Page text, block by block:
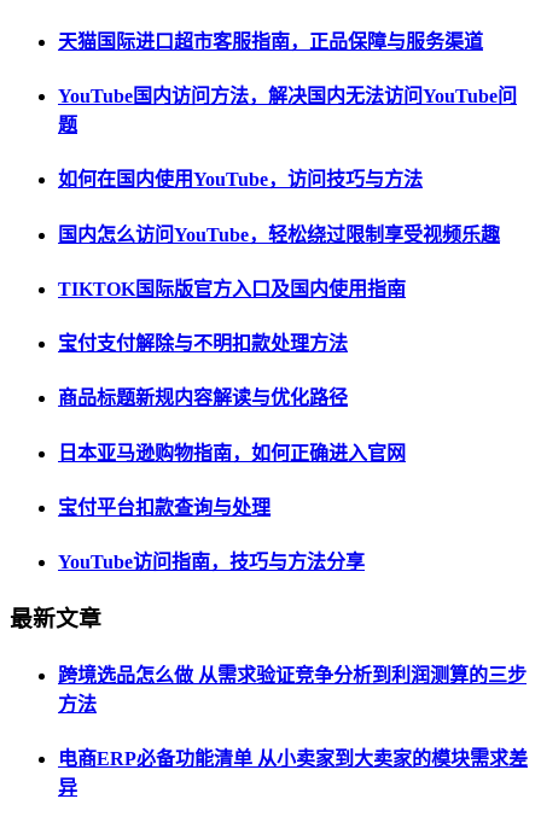
天猫国际进口超市客服指南，正品保障与服务渠道
YouTube国内访问方法，解决国内无法访问YouTube问
题
如何在国内使用YouTube，访问技巧与方法
国内怎么访问YouTube，轻松绕过限制享受视频乐趣
TIKTOK国际版官方入口及国内使用指南
宝付支付解除与不明扣款处理方法
商品标题新规内容解读与优化路径
日本亚马逊购物指南，如何正确进入官网
宝付平台扣款查询与处理
YouTube访问指南，技巧与方法分享
最新文章
跨境选品怎么做 从需求验证竞争分析到利润测算的三步
方法
电商ERP必备功能清单 从小卖家到大卖家的模块需求差
异